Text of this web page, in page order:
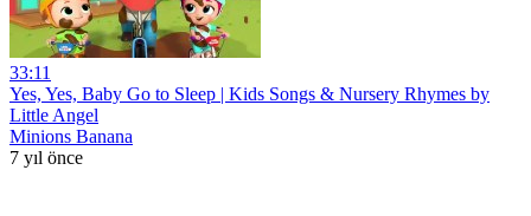
33:11
Yes, Yes, Baby Go to Sleep | Kids Songs & Nursery Rhymes by
Little Angel
Minions Banana
7 yıl önce